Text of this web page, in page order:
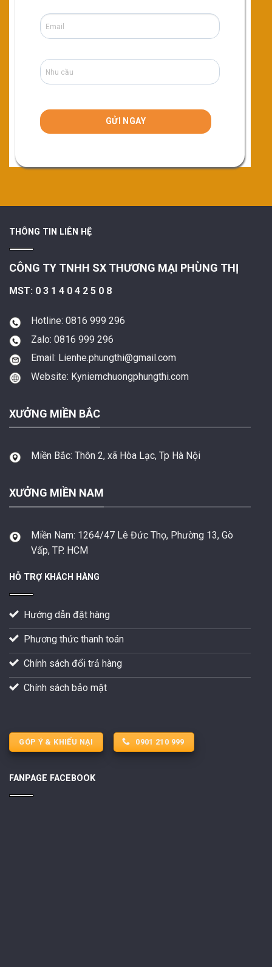
THÔNG TIN LIÊN HỆ
CÔNG TY TNHH SX THƯƠNG MẠI PHÙNG THỊ
MST: 0 3 1 4 0 4 2 5 0 8
Hotline: 0816 999 296
Zalo: 0816 999 296
Email: Lienhe.phungthi@gmail.com
Website: Kyniemchuongphungthi.com
XƯỞNG MIỀN BẮC
Miền Bắc: Thôn 2, xã Hòa Lạc, Tp Hà Nội
XƯỞNG MIỀN NAM
Miền Nam: 1264/47 Lê Đức Thọ, Phường 13, Gò
Vấp, TP. HCM
HỖ TRỢ KHÁCH HÀNG
Hướng dẫn đặt hàng
Phương thức thanh toán
Chính sách đổi trả hàng
Chính sách bảo mật
GÓP Ý & KHIẾU NẠI 0901 210 999
FANPAGE FACEBOOK